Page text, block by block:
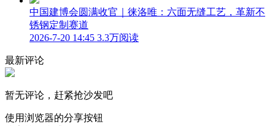
中国建博会圆满收官｜徕洛唯：六面无缝工艺，革新不
锈钢定制赛道
2026-7-20 14:45 3.3万阅读
最新评论
暂无评论，赶紧抢沙发吧
使用浏览器的分享按钮